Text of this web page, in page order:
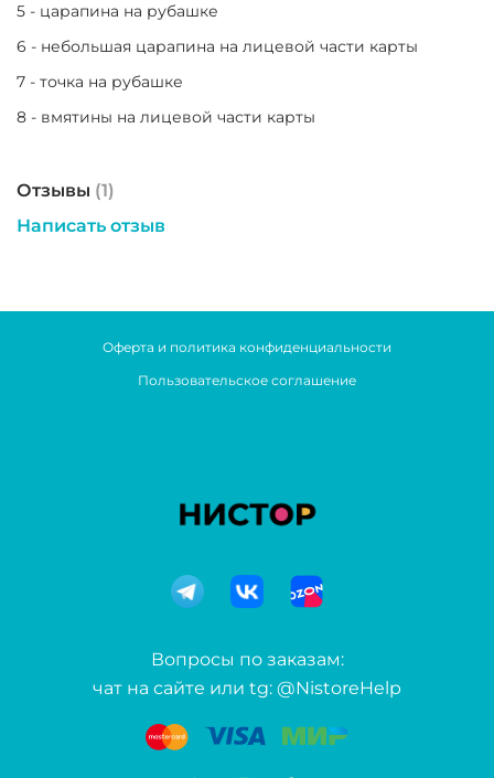
5 - царапина на рубашке
6 - небольшая царапина на лицевой части карты
7 - точка на рубашке
8 - вмятины на лицевой части карты
Отзывы (1)
Написать отзыв
Оферта и политика конфиденциальности
Пользовательское соглашение
Вопросы по заказам:
чат на сайте или tg: @NistoreHelp